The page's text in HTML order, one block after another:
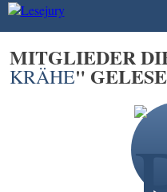
MITGLIEDER
KRÄHE"